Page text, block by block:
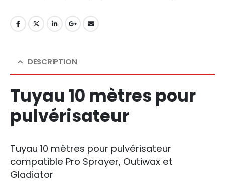
DESCRIPTION
Tuyau 10 mètres pour
pulvérisateur
Tuyau 10 mètres pour pulvérisateur
compatible Pro Sprayer, Outiwax et
Gladiator